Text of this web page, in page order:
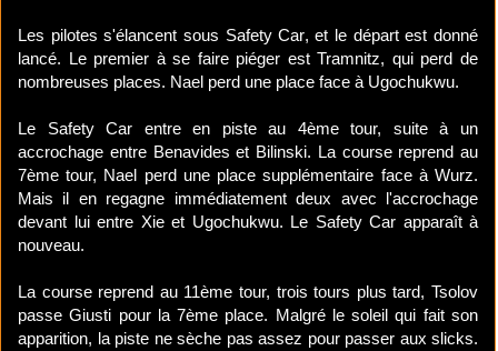
Les pilotes s'élancent sous Safety Car, et le départ est donné
lancé. Le premier à se faire piéger est Tramnitz, qui perd de
nombreuses places. Nael perd une place face à Ugochukwu.
Le Safety Car entre en piste au 4ème tour, suite à un
accrochage entre Benavides et Bilinski. La course reprend au
7ème tour, Nael perd une place supplémentaire face à Wurz.
Mais il en regagne immédiatement deux avec l'accrochage
devant lui entre Xie et Ugochukwu. Le Safety Car apparaît à
nouveau.
La course reprend au 11ème tour, trois tours plus tard, Tsolov
passe Giusti pour la 7ème place. Malgré le soleil qui fait son
apparition, la piste ne sèche pas assez pour passer aux slicks.